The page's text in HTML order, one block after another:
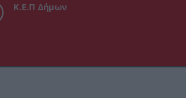
Κ.Ε.Π Δήμων